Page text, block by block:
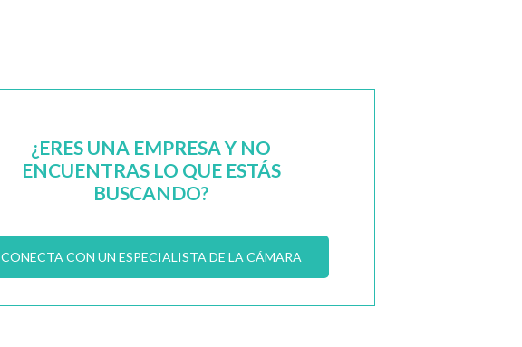
¿ERES UNA EMPRESA Y NO
ENCUENTRAS LO QUE ESTÁS
BUSCANDO?
CONECTA CON UN ESPECIALISTA DE LA CÁMARA